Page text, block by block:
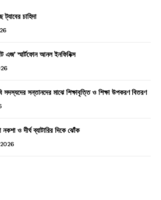
ট্যাবের চাহিদা
এজ’ স্মার্টফোন আনল ইনফিনিক্স
সদস্যদের সন্তানদের মাঝে শিক্ষাবৃত্তি ও শিক্ষা উপকরণ বিতরণ
নকশা ও দীর্ঘ ব্যাটারির দিকে ঝোঁক